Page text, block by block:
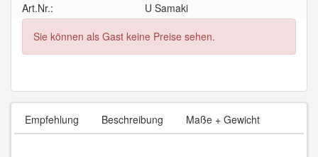
Art.Nr.:
U Samaki
Sie können als Gast keine Preise sehen.
Empfehlung Beschreibung Maße + Gewicht